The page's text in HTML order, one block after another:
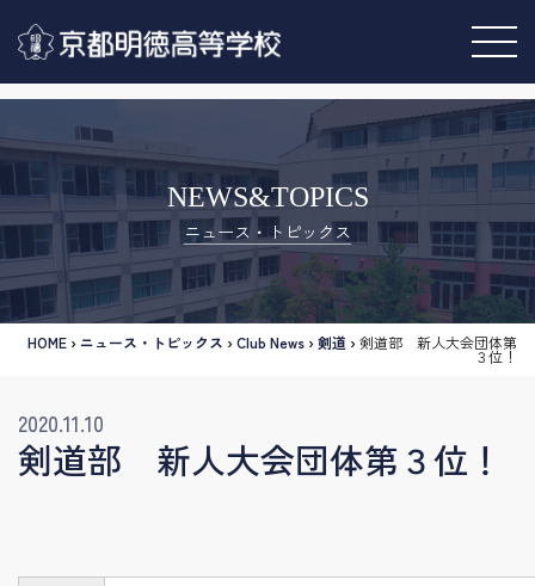
NEWS&TOPICS
ニュース・トピックス
HOME › ニュース・トピックス ›Club News ›剣道 ›剣道部 新人大会団体第
３位！
2020.11.10
剣道部 新人大会団体第３位！